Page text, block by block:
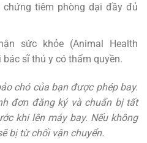
tiêm phòng dại đầy đủ
sức khỏe (Animal Health
sĩ thú y có thẩm quyền.
chó của bạn được phép bay.
đơn đăng ký và chuẩn bị tất
khi lên máy bay. Nếu không
bị từ chối vận chuyển.